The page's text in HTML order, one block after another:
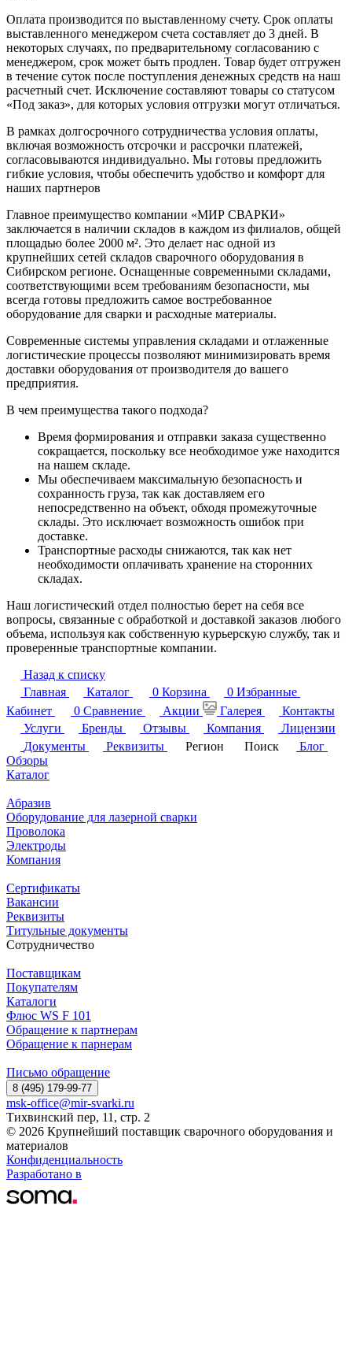
Оплата производится по выставленному счету. Срок оплаты
выставленного менеджером счета составляет до 3 дней. В
некоторых случаях, по предварительному согласованию с
менеджером, срок может быть продлен. Товар будет отгружен
в течение суток после поступления денежных средств на наш
расчетный счет. Исключение составляют товары со статусом
«Под заказ», для которых условия отгрузки могут отличаться.
В рамках долгосрочного сотрудничества условия оплаты,
включая возможность отсрочки и рассрочки платежей,
согласовываются индивидуально. Мы готовы предложить
гибкие условия, чтобы обеспечить удобство и комфорт для
наших партнеров
Главное преимущество компании «МИР СВАРКИ»
заключается в наличии складов в каждом из филиалов, общей
площадью более 2000 м². Это делает нас одной из
крупнейших сетей складов сварочного оборудования в
Сибирском регионе. Оснащенные современными складами,
соответствующими всем требованиям безопасности, мы
всегда готовы предложить самое востребованное
оборудование для сварки и расходные материалы.
Современные системы управления складами и отлаженные
логистические процессы позволяют минимизировать время
доставки оборудования от производителя до вашего
предприятия.
В чем преимущества такого подхода?
Время формирования и отправки заказа существенно
сокращается, поскольку все необходимое уже находится
на нашем складе.
Мы обеспечиваем максимальную безопасность и
сохранность груза, так как доставляем его
непосредственно на объект, обходя промежуточные
склады. Это исключает возможность ошибок при
доставке.
Транспортные расходы снижаются, так как нет
необходимости оплачивать хранение на сторонних
складах.
Наш логистический отдел полностью берет на себя все
вопросы, связанные с обработкой и доставкой заказов любого
объема, используя как собственную курьерскую службу, так и
проверенные транспортные компании.
Назад к списку
Главная
Каталог 0 Корзина 0 Избранные
Кабинет
0 Сравнение Акции Галерея
Контакты
Услуги
Бренды Отзывы Компания
Лицензии
Документы
Реквизиты Регион Поиск
Блог
Обзоры
Каталог
Абразив
Оборудование для лазерной сварки
Проволока
Электроды
Компания
Сертификаты
Вакансии
Реквизиты
Титульные документы
Сотрудничество
Поставщикам
Покупателям
Каталоги
Флюс WS F 101
Обращение к партнерам
Обращение к парнерам
Письмо обращение
8 (495) 179-99-77
msk-office@mir-svarki.ru
Тихвинский пер, 11, стр. 2
© 2026 Крупнейший поставщик сварочного оборудования и
материалов
Конфиденциальность
Разработано в